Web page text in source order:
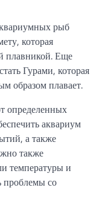
рыб
которая
плавникой. Еще
Гурами, которая
образом плавает.
определенных
аквариум
а также
также
температуры и
проблемы со